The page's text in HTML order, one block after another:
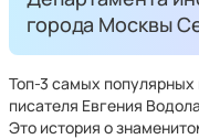
города Москвы
Топ-3 самых популярных
писателя Евгения
Это история о